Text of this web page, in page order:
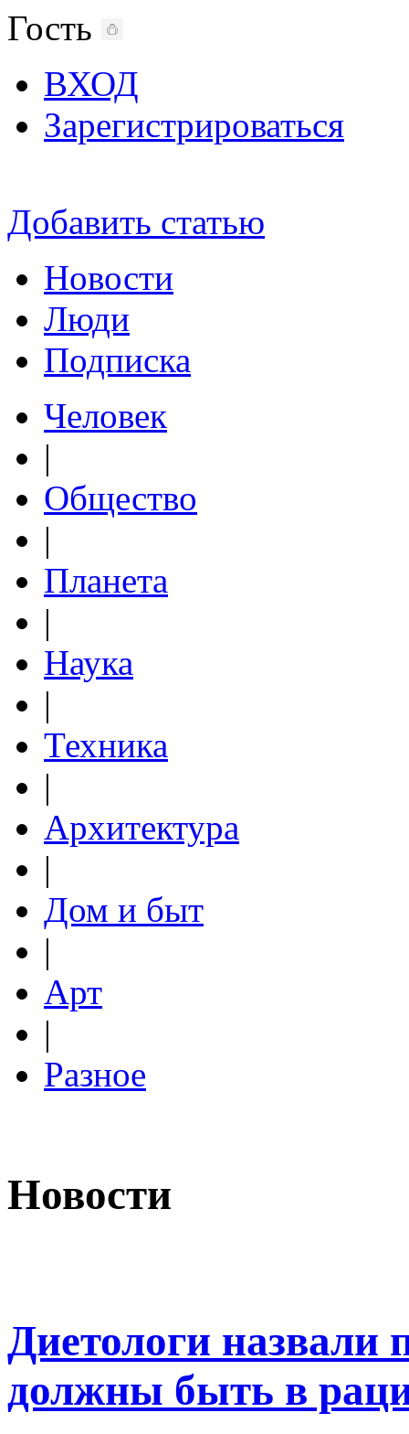
Гость
ВХОД
Зарегистрироваться
Добавить статью
Новости
Люди
Подписка
Человек
|
Общество
|
Планета
|
Наука
|
Техника
|
Архитектура
|
Дом и быт
|
Арт
|
Разное
Новости
Диетологи назвали
должны быть в